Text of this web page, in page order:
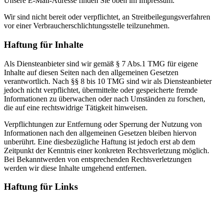
Wir sind nicht bereit oder verpflichtet, an Streitbeilegungsverfahren
vor einer Verbraucherschlichtungsstelle teilzunehmen.
Haftung für Inhalte
Als Diensteanbieter sind wir gemäß § 7 Abs.1 TMG für eigene
Inhalte auf diesen Seiten nach den allgemeinen Gesetzen
verantwortlich. Nach §§ 8 bis 10 TMG sind wir als Diensteanbieter
jedoch nicht verpflichtet, übermittelte oder gespeicherte fremde
Informationen zu überwachen oder nach Umständen zu forschen,
die auf eine rechtswidrige Tätigkeit hinweisen.
Verpflichtungen zur Entfernung oder Sperrung der Nutzung von
Informationen nach den allgemeinen Gesetzen bleiben hiervon
unberührt. Eine diesbezügliche Haftung ist jedoch erst ab dem
Zeitpunkt der Kenntnis einer konkreten Rechtsverletzung möglich.
Bei Bekanntwerden von entsprechenden Rechtsverletzungen
werden wir diese Inhalte umgehend entfernen.
Haftung für Links